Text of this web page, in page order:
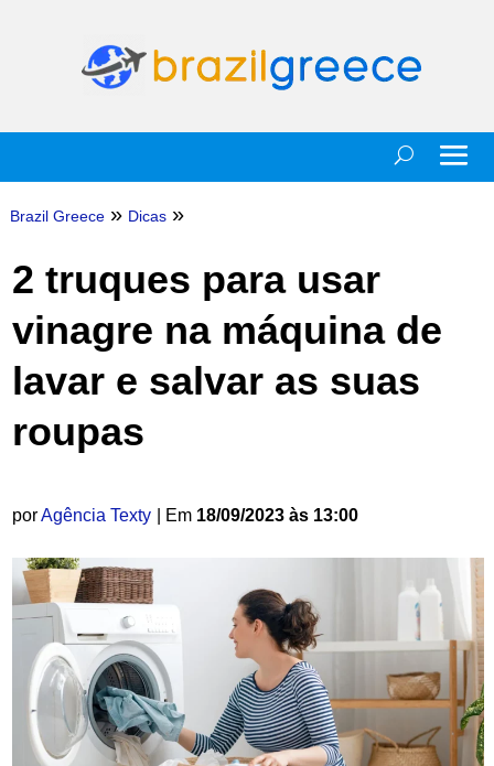
Brazil Greece » Dicas »
2 truques para usar
vinagre na máquina de
lavar e salvar as suas
roupas
porAgência Texty | Em 18/09/2023 às 13:00